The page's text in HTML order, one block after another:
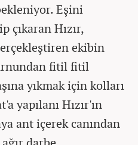
Eşini
çıkaran Hızır,
ekibin
fitil fitil
yıkmak için kolları
yapılanı Hızır'ın
ant içerek canından